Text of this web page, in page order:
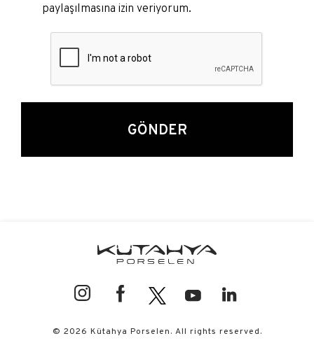
paylaşılmasına izin veriyorum.
GÖNDER
© 2026 Kütahya Porselen. All rights reserved.